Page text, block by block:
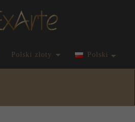
currency_h
polski złoty Polski